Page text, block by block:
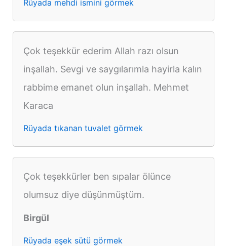
Rüyada mehdi ismini görmek
Çok teşekkür ederim Allah razı olsun
inşallah. Sevgi ve saygılarımla hayirla kalın
rabbime emanet olun inşallah. Mehmet
Karaca
Rüyada tıkanan tuvalet görmek
Çok teşekkürler ben sıpalar ölünce
olumsuz diye düşünmüştüm.
Birgül
Rüyada eşek sütü görmek